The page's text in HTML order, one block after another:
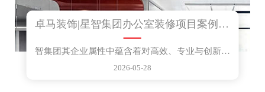
卓马装饰|星智集团办公室装修项目案例分享
智集团其企业属性中蕴含着对高效、专业与创新的不懈...
2026-05-28